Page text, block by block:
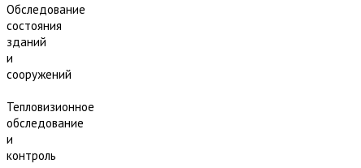
Обследование
состояния
зданий
и
сооружений
Тепловизионное
обследование
и
контроль